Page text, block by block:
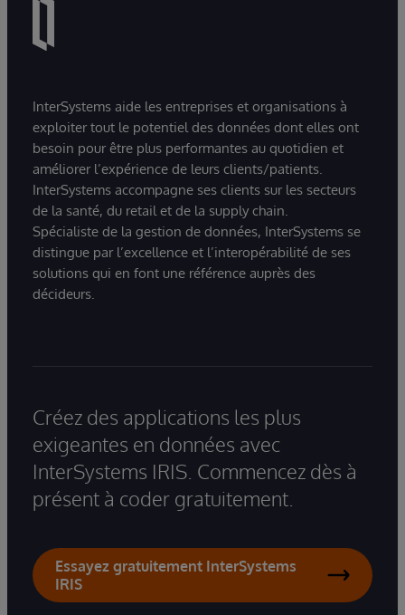
InterSystems aide les entreprises et organisations à
exploiter tout le potentiel des données dont elles ont
besoin pour être plus performantes au quotidien et
améliorer l’expérience de leurs clients/patients.
InterSystems accompagne ses clients sur les secteurs
de la santé, du retail et de la supply chain.
Spécialiste de la gestion de données, InterSystems se
distingue par l’excellence et l’interopérabilité de ses
solutions qui en font une référence auprès des
décideurs.
Créez des applications les plus
exigeantes en données avec
InterSystems IRIS. Commencez dès à
présent à coder gratuitement.
Essayez gratuitement InterSystems
IRIS